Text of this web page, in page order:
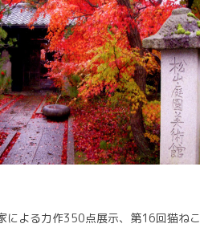
による力作350点展示、第16回猫ねこ